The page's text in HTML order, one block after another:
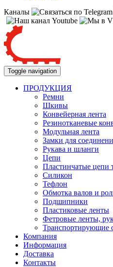
Каналы
Toggle navigation
ПРОДУКЦИЯ
Ремни
Шкивы
Конвейерная лента
Резинотканевые
Модульная лента
Замки для
Рукава и шланги
Цепи
Пластинчатые цепи
Силикон
Тефлон
Обмотка валов и
Подшипники
Пластиковые ленты
Фетровые ленты,
Транспортирующие
Компания
Информация
Доставка
Контакты